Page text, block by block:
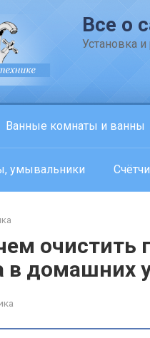
Все о
Установка
Ванные комнаты и ванны
умывальники
очистить
в домашних